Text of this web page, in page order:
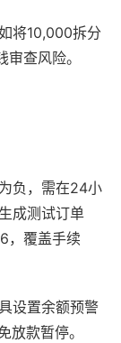
将10,000拆分
查风险。
负，需在24小
成测试订单
，覆盖手续
设置余额预警
放款暂停。